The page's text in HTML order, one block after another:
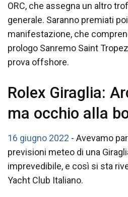
ORC, che assegna un altro
generale. Saranno premiati
manifestazione, che
prologo Sanremo Saint
prova offshore.
Rolex Giraglia:
ma occhio alla
16 giugno 2022 - Avevamo
previsioni meteo di una
imprevedibile, e così si sta
Yacht Club Italiano.